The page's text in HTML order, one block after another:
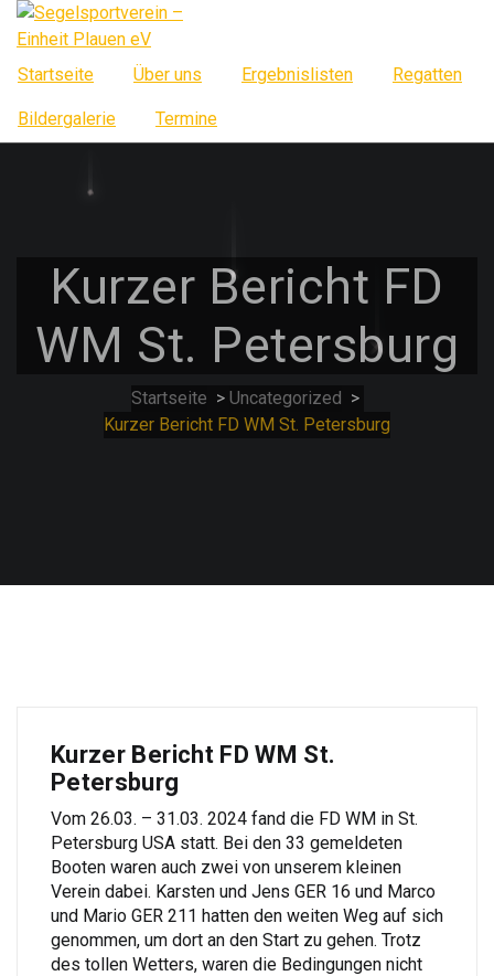
Springe
zum
InhaltStartseite Über uns Ergebnislisten Regatten
Bildergalerie Termine
Kurzer Bericht FD
WM St. Petersburg
Startseite > Uncategorized >
Kurzer Bericht FD WM St. Petersburg
Kurzer Bericht FD WM St.
Petersburg
Vom 26.03. – 31.03. 2024 fand die FD WM in St.
Petersburg USA statt. Bei den 33 gemeldeten
Booten waren auch zwei von unserem kleinen
Verein dabei. Karsten und Jens GER 16 und Marco
und Mario GER 211 hatten den weiten Weg auf sich
genommen, um dort an den Start zu gehen. Trotz
des tollen Wetters, waren die Bedingungen nicht